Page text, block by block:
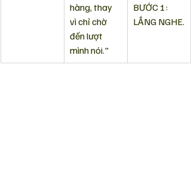
hàng, thay
vì chỉ chờ
đến lượt
mình nói."
BƯỚC 1:
LẮNG NGHE.